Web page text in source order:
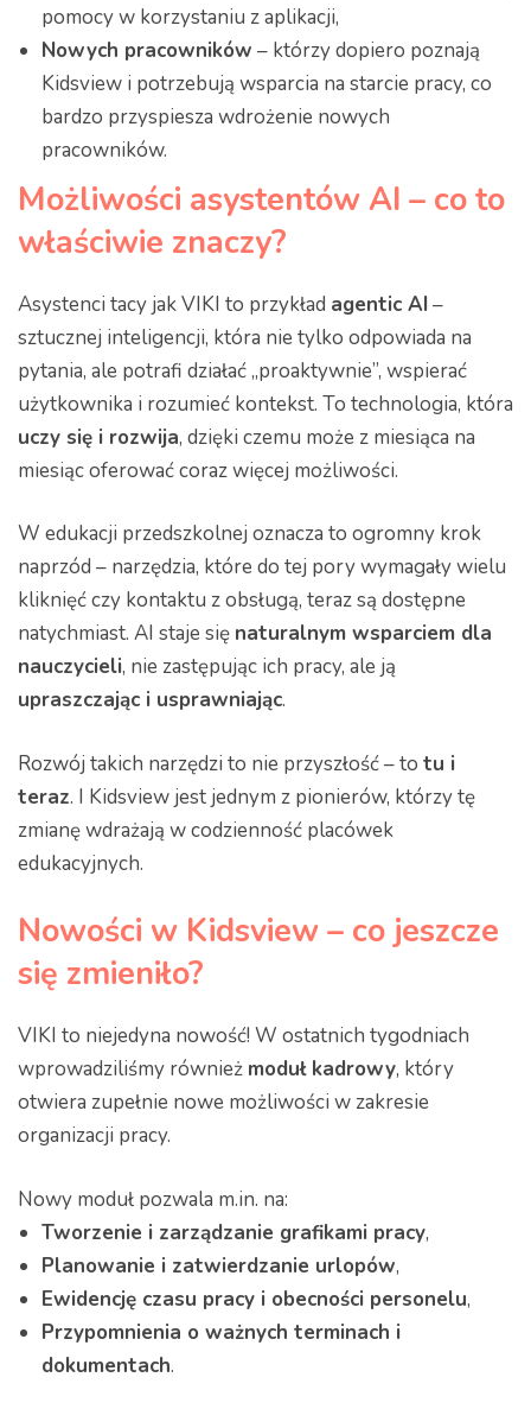
pomocy w korzystaniu z aplikacji,
Nowych pracowników – którzy dopiero poznają
Kidsview i potrzebują wsparcia na starcie pracy, co
bardzo przyspiesza wdrożenie nowych
pracowników.
Możliwości asystentów AI – co to
właściwie znaczy?
Asystenci tacy jak VIKI to przykład agentic AI–
sztucznej inteligencji, która nie tylko odpowiada na
pytania, ale potrafi działać „proaktywnie”, wspierać
użytkownika i rozumieć kontekst. To technologia, która
uczy się i rozwija, dzięki czemu może z miesiąca na
miesiąc oferować coraz więcej możliwości.
W edukacji przedszkolnej oznacza to ogromny krok
naprzód – narzędzia, które do tej pory wymagały wielu
kliknięć czy kontaktu z obsługą, teraz są dostępne
natychmiast. AI staje się naturalnym wsparciem dla
nauczycieli, nie zastępując ich pracy, ale ją
upraszczając i usprawniając.
Rozwój takich narzędzi to nie przyszłość – to tu i
teraz. I Kidsview jest jednym z pionierów, którzy tę
zmianę wdrażają w codzienność placówek
edukacyjnych.
Nowości w Kidsview – co jeszcze
się zmieniło?
VIKI to niejedyna nowość! W ostatnich tygodniach
wprowadziliśmy również moduł kadrowy, który
otwiera zupełnie nowe możliwości w zakresie
organizacji pracy.
Nowy moduł pozwala m.in. na:
Tworzenie i zarządzanie grafikami pracy,
Planowanie i zatwierdzanie urlopów,
Ewidencję czasu pracy i obecności personelu,
Przypomnienia o ważnych terminach i
dokumentach.